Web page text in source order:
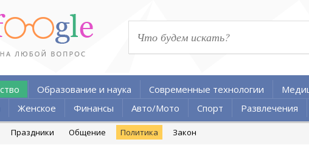
Образование и наука Современные технологии
Женское Финансы Авто/Мото Спорт Развлечения
Праздники Общение Политика Закон